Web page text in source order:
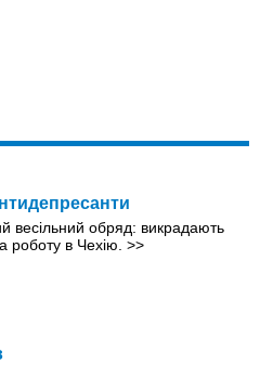
весільний обряд: викрадають
роботу в Чехію. >>